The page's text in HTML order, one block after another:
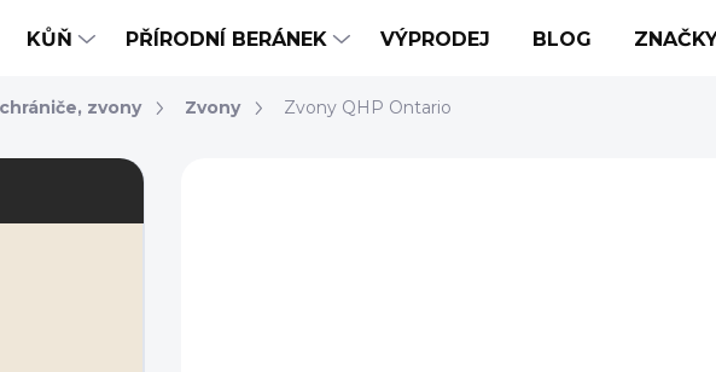
KŮŇ PŘÍRODNÍ BERÁNEK VÝPRODEJ BLOG
zvony Zvony Zvony QHP Ontario